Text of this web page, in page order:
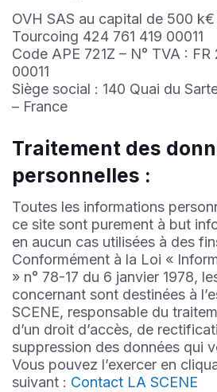
OVH SAS au capital de 500 k€
Tourcoing 424 761 419 00011
Code APE 721Z – N° TVA :
00011
Siège social : 140 Quai du
– France
Traitement des
personnelles :
Toutes les informations
ce site sont purement à but
en aucun cas utilisées à des
Conformément à la Loi «
» n° 78-17 du 6 janvier 1978,
concernant sont destinées à
SCENE, responsable du
d’un droit d’accès, de
suppression des données qui
Vous pouvez l’exercer en
suivant : Contact LA SCENE